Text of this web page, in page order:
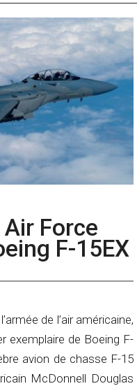
Air Force
F-15EX
de l’air américaine,
exemplaire de Boeing F-
avion de chasse F-15
McDonnell Douglas